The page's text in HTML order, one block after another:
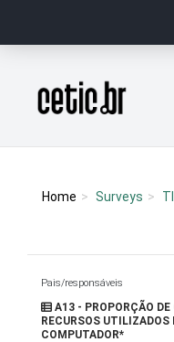
Página inicial
Home Surveys
Pais/responsáveis
A13 - PROPORÇÃO
RECURSOS UTILIZADOS
COMPUTADOR*